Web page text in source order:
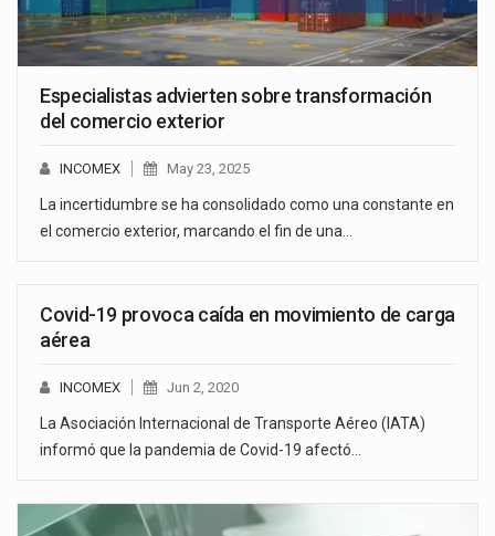
Especialistas advierten sobre transformación
del comercio exterior
INCOMEX May 23, 2025
La incertidumbre se ha consolidado como una constante en
el comercio exterior, marcando el fin de una…
Covid-19 provoca caída en movimiento de carga
aérea
INCOMEX Jun 2, 2020
La Asociación Internacional de Transporte Aéreo (IATA)
informó que la pandemia de Covid-19 afectó…